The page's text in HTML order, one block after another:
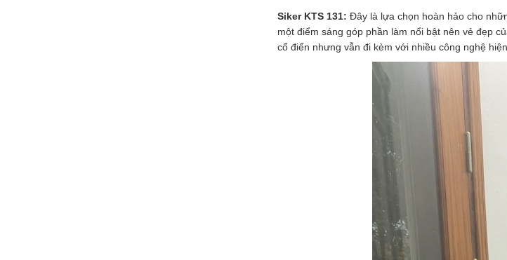
Siker KTS 131: Đây là lựa chọn hoàn hảo cho
một điểm sáng góp phần làm nổi bật nên vẻ đẹp
cổ điển nhưng vẫn đi kèm với nhiều công nghệ